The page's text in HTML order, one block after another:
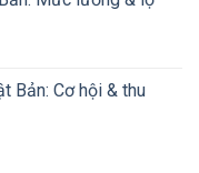
Bản: Cơ hội & thu